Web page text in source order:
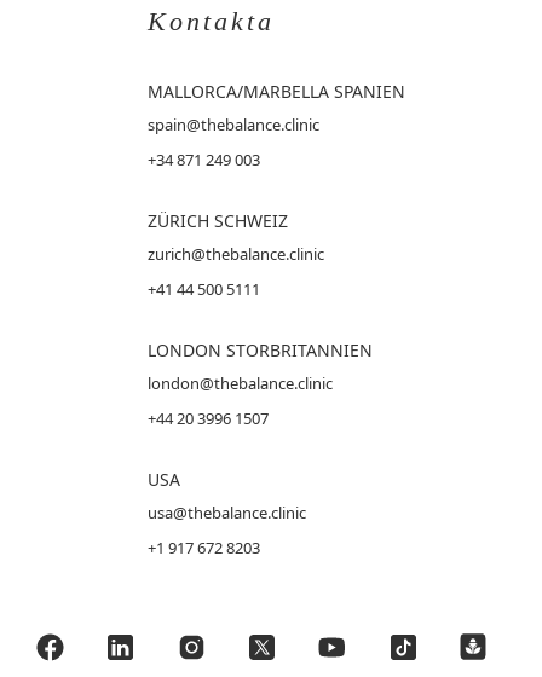
Kontakta
MALLORCA/MARBELLA SPANIEN
spain@thebalance.clinic
+34 871 249 003
ZÜRICH SCHWEIZ
zurich@thebalance.clinic
+41 44 500 5111
LONDON STORBRITANNIEN
london@thebalance.clinic
+44 20 3996 1507
USA
usa@thebalance.clinic
+1 917 672 8203